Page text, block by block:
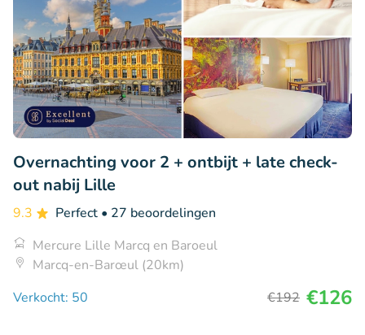
Overnachting voor 2 + ontbijt + late check-
out nabij Lille
9.3 Perfect • 27 beoordelingen
Mercure Lille Marcq en Baroeul
Marcq-en-Barœul (20km)
Verkocht: 50
€192 €126